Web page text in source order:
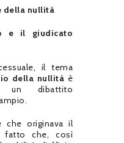
della nullità
e il giudicato
il tema
della nullità è
dibattito
che originava il
fatto che, così